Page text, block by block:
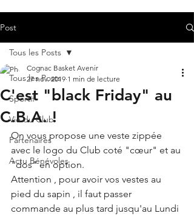
Post
Tous les Posts
Sportif
Vie du Club
Partenaires
Actu Bénévoles
Tous les Posts
C'est "black Friday" au
C.B.A. !
Cognac Basket Avenir
27 nov. 2019 1 min de lecture
On vous propose une veste zippée
avec le logo du Club coté "cœur" et au
"dos" en option.
Attention , pour avoir vos vestes au
pied du sapin , il faut passer
commande au plus tard jusqu'au Lundi